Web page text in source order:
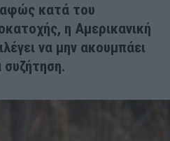
κατά του
η Αμερικανική
να μην ακουμπάει
συζήτηση.